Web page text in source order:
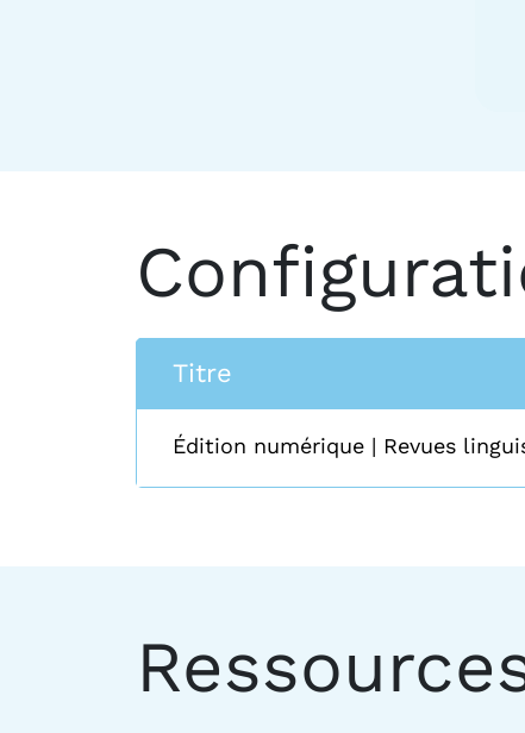
Titre
Édition numérique | Revues